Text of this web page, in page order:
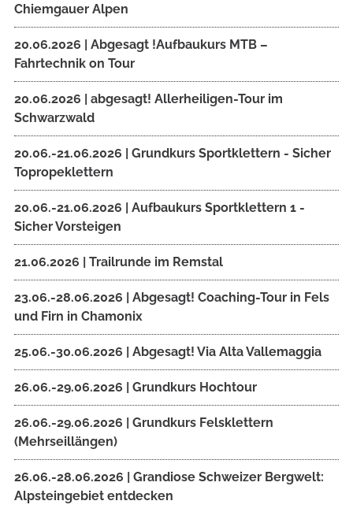
Chiemgauer Alpen
20.06.2026 | Abgesagt !Aufbaukurs MTB –
Fahrtechnik on Tour
20.06.2026 | abgesagt! Allerheiligen-Tour im
Schwarzwald
20.06.-21.06.2026 | Grundkurs Sportklettern - Sicher
Topropeklettern
20.06.-21.06.2026 | Aufbaukurs Sportklettern 1 -
Sicher Vorsteigen
21.06.2026 | Trailrunde im Remstal
23.06.-28.06.2026 | Abgesagt! Coaching-Tour in Fels
und Firn in Chamonix
25.06.-30.06.2026 | Abgesagt! Via Alta Vallemaggia
26.06.-29.06.2026 | Grundkurs Hochtour
26.06.-29.06.2026 | Grundkurs Felsklettern
(Mehrseillängen)
26.06.-28.06.2026 | Grandiose Schweizer Bergwelt:
Alpsteingebiet entdecken